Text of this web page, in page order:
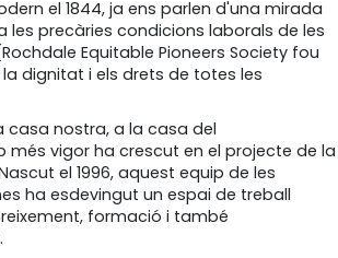
el 1844, ja ens parlen d'una mirada
precàries condicions laborals de les
Equitable Pioneers Society fou
dignitat i els drets de totes les
casa nostra, a la casa del
vigor ha crescut en el projecte de la
el 1996, aquest equip de les
ha esdevingut un espai de treball
formació i també